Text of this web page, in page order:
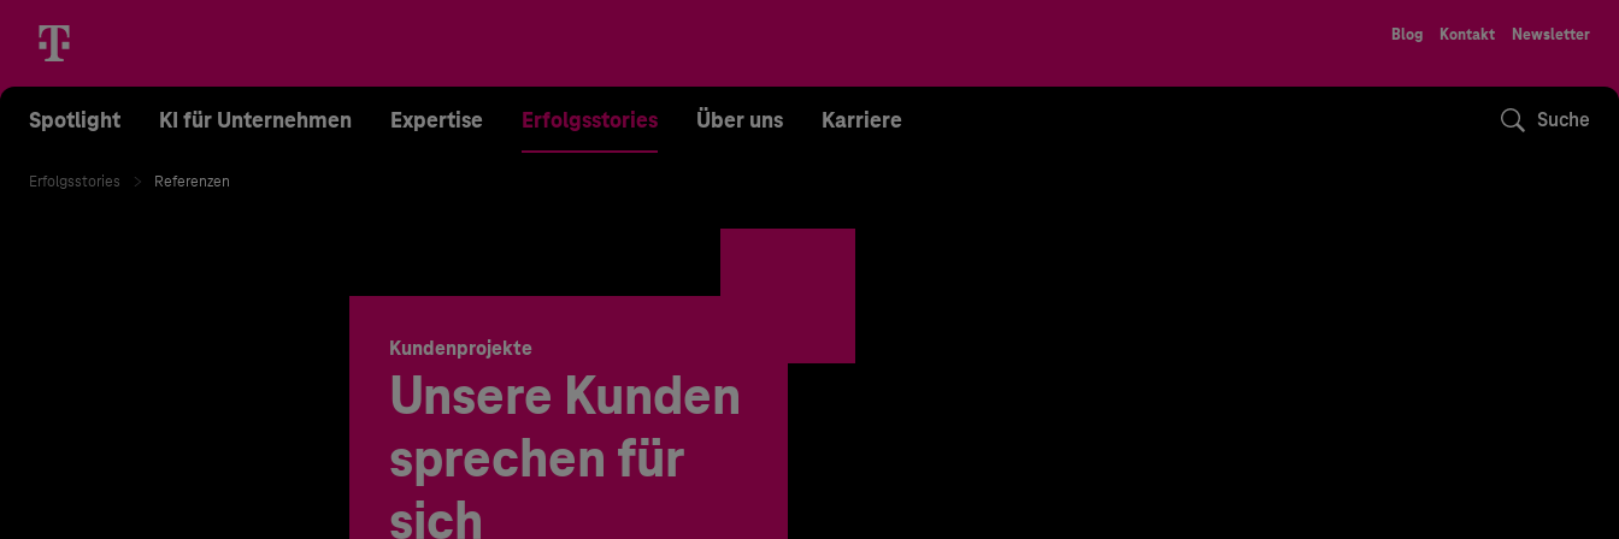
Blog Kontakt Newsletter
Spotlight KI für Unternehmen Expertise Erfolgsstories Über uns Karriere Suche
Erfolgsstories Referenzen
Kundenprojekte
Unsere Kunden
sprechen für
sich